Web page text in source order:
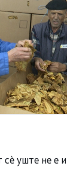
уште не е